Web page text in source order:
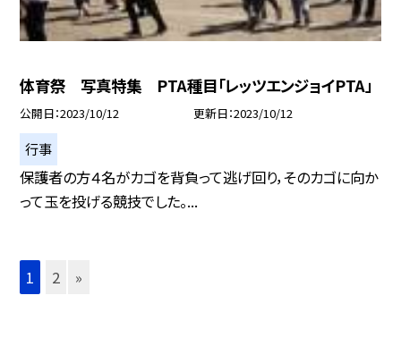
体育祭 写真特集 PTA種目「レッツエンジョイPTA」
公開日 2023/10/12 更新日 2023/10/12
行事
保護者の方４名がカゴを背負って逃げ回り，そのカゴに向か
って玉を投げる競技でした。...
1 2 »